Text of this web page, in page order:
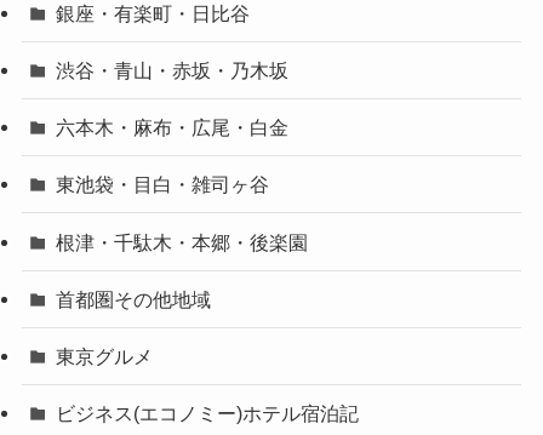
銀座・有楽町・日比谷
渋谷・青山・赤坂・乃木坂
六本木・麻布・広尾・白金
東池袋・目白・雑司ヶ谷
根津・千駄木・本郷・後楽園
首都圏その他地域
東京グルメ
ビジネス(エコノミー)ホテル宿泊記